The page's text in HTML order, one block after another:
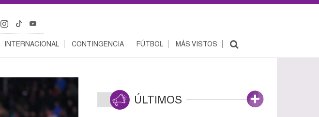
INTERNACIONAL CONTINGENCIA FÚTBOL MÁS VISTOS
ÚLTIMOS